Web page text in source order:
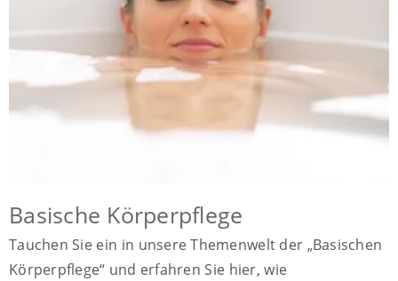
Basische Körperpflege
Tauchen Sie ein in unsere Themenwelt der „Basischen
Körperpflege“ und erfahren Sie hier, wie